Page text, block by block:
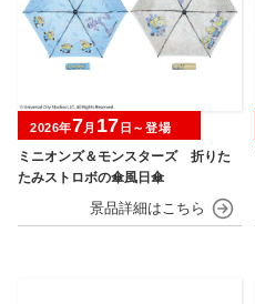
ミニオンズ＆モンスターズ 折りた
たみストロボの傘風日傘
2026年7月 17 日～登場